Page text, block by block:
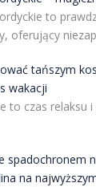
to
oferujący
tańszym
wakacji
to czas relaksu
spadochronem
na